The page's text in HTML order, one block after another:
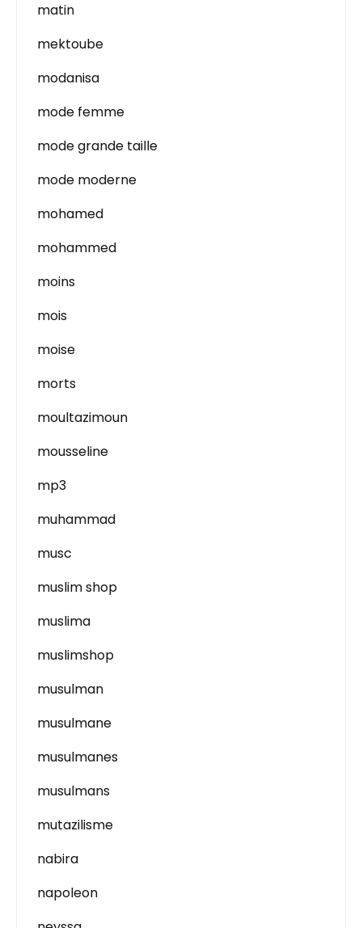
matin
mektoube
modanisa
mode femme
mode grande taille
mode moderne
mohamed
mohammed
moins
mois
moise
morts
moultazimoun
mousseline
mp3
muhammad
musc
muslim shop
muslima
muslimshop
musulman
musulmane
musulmanes
musulmans
mutazilisme
nabira
napoleon